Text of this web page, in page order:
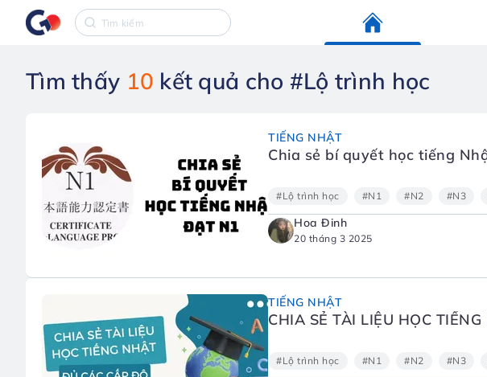
Tìm thấy 10 kết quả cho #Lộ trình học
TIẾNG NHẬT
Chia sẻ bí quyết học tiếng
#Lộ trình học #N1 #N2 #N3
Hoa Đinh
20 tháng 3 2025
TIẾNG NHẬT
CHIA SẺ TÀI LIỆU HỌC
#Lộ trình học #N1 #N2 #N3